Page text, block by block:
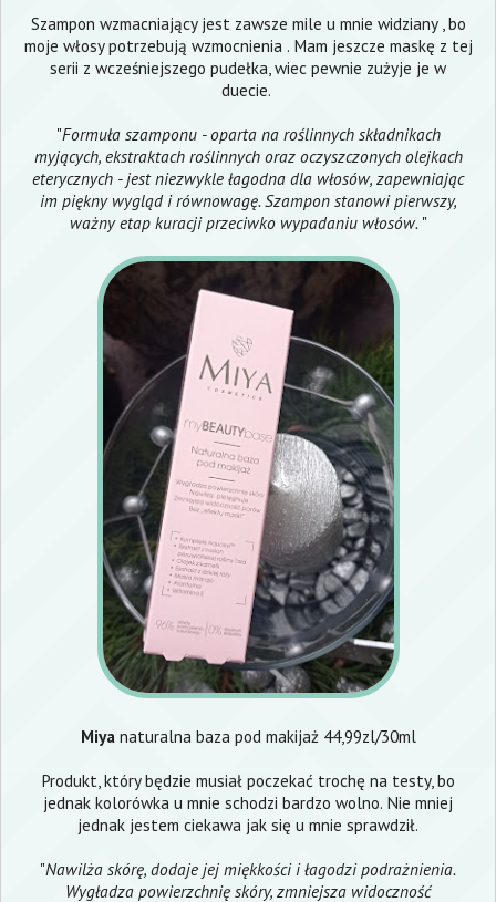
Szampon wzmacniający jest zawsze mile u mnie widziany , bo
moje włosy potrzebują wzmocnienia . Mam jeszcze maskę z tej
serii z wcześniejszego pudełka, wiec pewnie zużyje je w
duecie.
"Formuła szamponu - oparta na roślinnych składnikach
myjących, ekstraktach roślinnych oraz oczyszczonych olejkach
eterycznych - jest niezwykle łagodna dla włosów, zapewniając
im piękny wygląd i równowagę. Szampon stanowi pierwszy,
ważny etap kuracji przeciwko wypadaniu włosów."
Miyanaturalna baza pod makijaż 44,99zl/30ml
Produkt, który będzie musiał poczekać trochę na testy, bo
jednak kolorówka u mnie schodzi bardzo wolno. Nie mniej
jednak jestem ciekawa jak się u mnie sprawdził.
"Nawilża skórę, dodaje jej miękkości i łagodzi podrażnienia.
Wygładza powierzchnię skóry, zmniejsza widoczność